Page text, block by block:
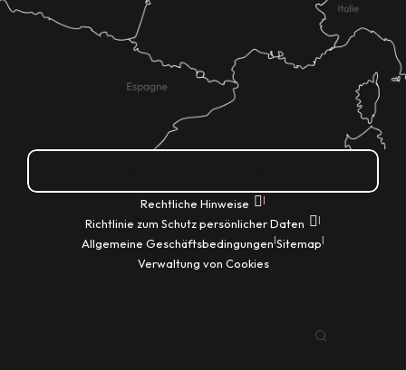
Rechtliche Hinweise |
Richtlinie zum Schutz persönlicher Daten |
Allgemeine Geschäftsbedingungen|Sitemap|
Verwaltung von Cookies